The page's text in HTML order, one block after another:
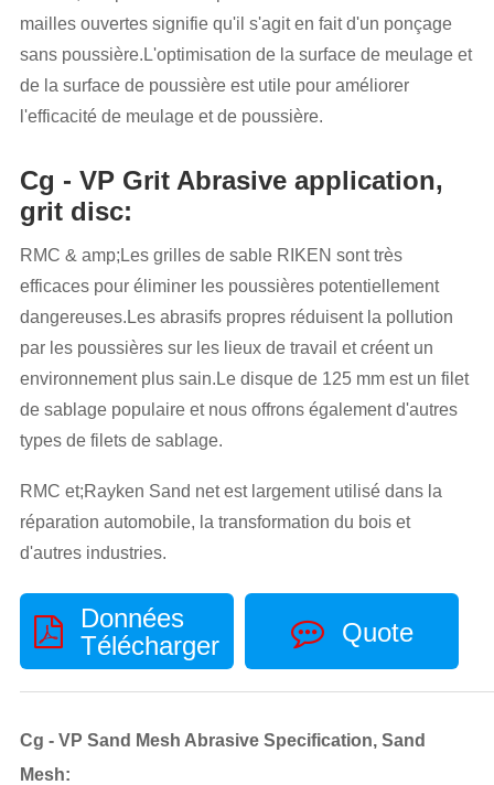
mailles ouvertes signifie qu'il s'agit en fait d'un ponçage
sans poussière.L'optimisation de la surface de meulage et
de la surface de poussière est utile pour améliorer
l'efficacité de meulage et de poussière.
Cg - VP Grit Abrasive application,
grit disc:
RMC & amp;Les grilles de sable RIKEN sont très
efficaces pour éliminer les poussières potentiellement
dangereuses.Les abrasifs propres réduisent la pollution
par les poussières sur les lieux de travail et créent un
environnement plus sain.Le disque de 125 mm est un filet
de sablage populaire et nous offrons également d'autres
types de filets de sablage.
RMC et;Rayken Sand net est largement utilisé dans la
réparation automobile, la transformation du bois et
d'autres industries.
Données
Télécharger
Quote
Cg - VP Sand Mesh Abrasive Specification, Sand
Mesh: